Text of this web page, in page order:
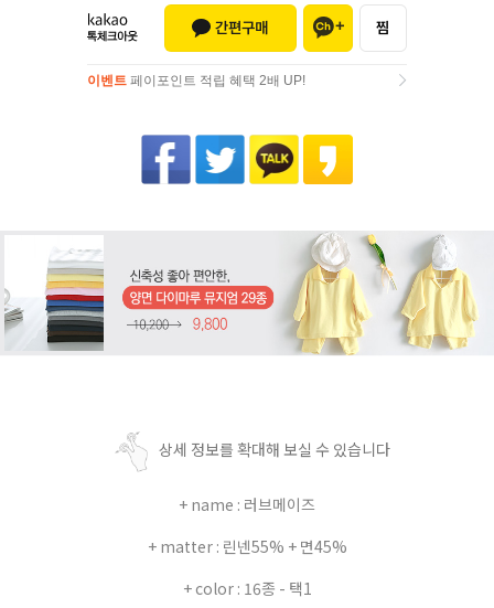
이벤트 페이포인트 적립 혜택 2배 UP!
상세 정보를 확대해 보실 수 있습니다
+ name : 러브메이즈
+ matter : 린넨55% + 면45%
+ color : 16종 - 택1